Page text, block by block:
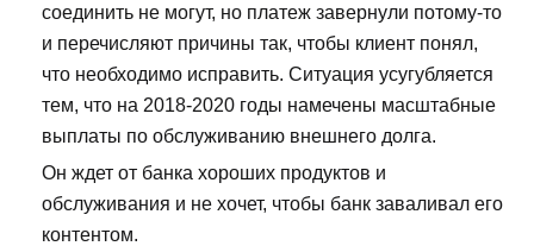
соединить не могут, но платеж завернули потому-то
и перечисляют причины так, чтобы клиент понял,
что необходимо исправить. Ситуация усугубляется
тем, что на 2018-2020 годы намечены масштабные
выплаты по обслуживанию внешнего долга.
Он ждет от банка хороших продуктов и
обслуживания и не хочет, чтобы банк заваливал его
контентом.